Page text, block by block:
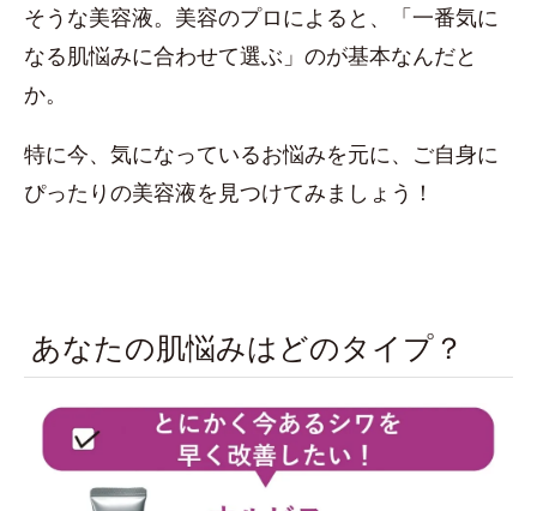
そうな美容液。美容のプロによると、「一番気に
なる肌悩みに合わせて選ぶ」のが基本なんだと
か。
特に今、気になっているお悩みを元に、ご自身に
ぴったりの美容液を見つけてみましょう！
あなたの肌悩みはどのタイプ？